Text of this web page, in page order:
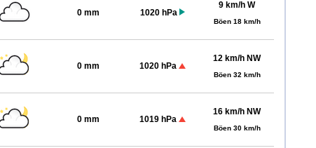
0 mm 1020 hPa
9 km/h W
Böen 18 km/h
0 mm 1020 hPa
12 km/h NW
Böen 32 km/h
0 mm 1019 hPa
16 km/h NW
Böen 30 km/h